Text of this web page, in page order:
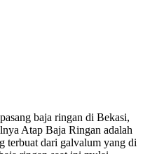
baja ringan di Bekasi,
Atap Baja Ringan adalah
terbuat dari galvalum yang di